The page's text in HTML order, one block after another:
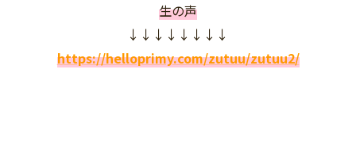
生の声
↓↓↓↓↓↓↓↓
https://helloprimy.com/zutuu/zutuu2/